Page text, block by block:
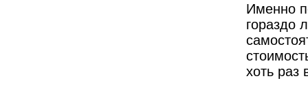
Именно
гораздо
хоть раз